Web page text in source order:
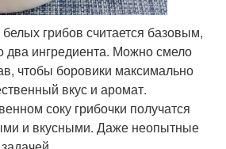
грибов считается базовым,
два ингредиента. Можно смело
чтобы боровики максимально
вкус и аромат.
соку грибочки получатся
и вкусными. Даже неопытные